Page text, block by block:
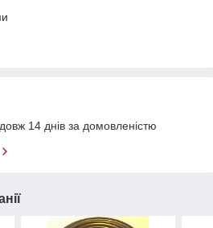
14 днів за домовленістю